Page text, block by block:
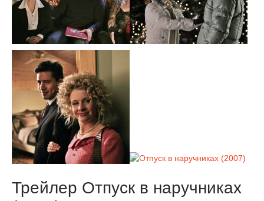
Трейлер Отпуск в наручниках